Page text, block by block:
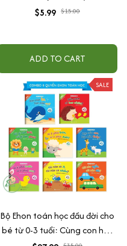
$5.99 $15.00
ADD TO CART
SALE
Bộ Ehon toán học đầu đời cho
bé từ 0-3 tuổi: Cùng con học